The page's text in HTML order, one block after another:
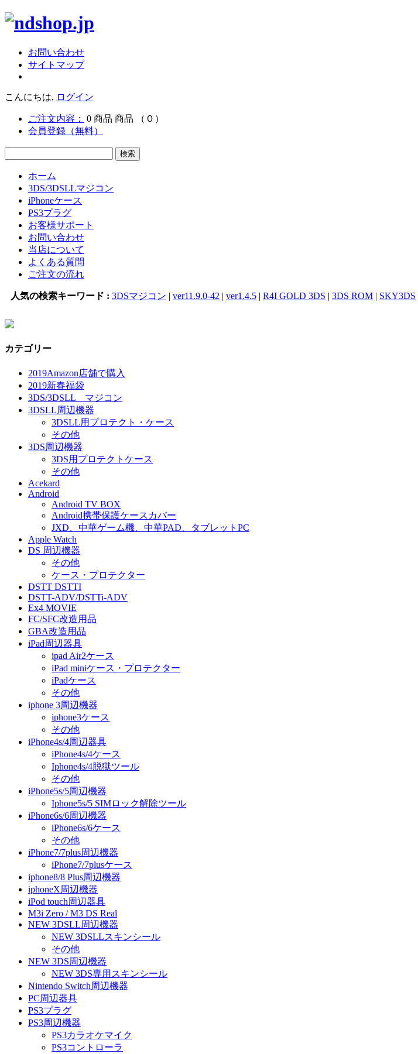
お問い合わせ
サイトマップ
こんにちは, ログイン
ご注文内容： 0 商品 商品
（０）
会員登録（無料）
ホーム
3DS/3DSLLマジコン
iPhoneケース
PS3プラグ
お客様サポート
お問い合わせ
当店について
よくある質問
ご注文の流れ
人気の検索キーワード : 3DSマジコン | ver11.9.0-42 | ver1.4.5 | R4I GOLD 3DS | 3DS ROM | SKY3DS
カテゴリー
2019Amazon店舗で購入
2019新春福袋
3DS/3DSLL マジコン
3DSLL周辺機器
3DSLL用プロテクト・ケース
その他
3DS周辺機器
3DS用プロテクトケース
その他
Acekard
Android
Android TV BOX
Android携帯保護ケースカバー
JXD、中華ゲーム機、中華PAD、タブレットPC
Apple Watch
DS 周辺機器
その他
ケース・プロテクター
DSTT DSTTI
DSTT-ADV/DSTTi-ADV
Ex4 MOVIE
FC/SFC改造用品
GBA改造用品
iPad周辺器具
ipad Air2ケース
iPad miniケース・プロテクター
iPadケース
その他
iphone 3周辺機器
iphone3ケース
その他
iPhone4s/4周辺器具
iPhone4s/4ケース
Iphone4s/4脱獄ツール
その他
iPhone5s/5周辺機器
Iphone5s/5 SIMロック解除ツール
iPhone6s/6周辺機器
iPhone6s/6ケース
その他
iPhone7/7plus周辺機器
iPhone7/7plusケース
iphone8/8 Plus周辺機器
iphoneX周辺機器
iPod touch周辺器具
M3i Zero / M3 DS Real
NEW 3DSLL周辺機器
NEW 3DSLLスキンシール
その他
NEW 3DS周辺機器
NEW 3DS専用スキンシール
Nintendo Switch周辺機器
PC周辺器具
PS3プラグ
PS3周辺機器
PS3カラオケマイク
PS3コントローラ